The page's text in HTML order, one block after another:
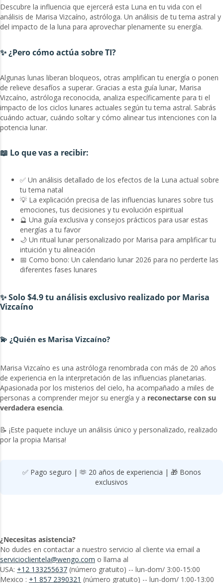
Descubre la influencia que ejercerá esta Luna en tu vida con el
análisis de Marisa Vizcaíno, astróloga. Un análisis de tu tema astral y
del impacto de la luna para aprovechar plenamente su energía.
✨ ¿Pero cómo actúa sobre TI?
Algunas lunas liberan bloqueos, otras amplifican tu energía o ponen
de relieve desafíos a superar. Gracias a esta guía lunar, Marisa
Vizcaíno, astróloga reconocida, analiza específicamente para ti el
impacto de los ciclos lunares actuales según tu tema astral. Sabrás
cuándo actuar, cuándo soltar y cómo alinear tus intenciones con la
potencia lunar.
📖 Lo que vas a recibir:
✅ Un análisis detallado de los efectos de la Luna actual sobre
tu tema natal
💡 La explicación precisa de las influencias lunares sobre tus
emociones, tus decisiones y tu evolución espiritual
🔮 Una guía exclusiva y consejos prácticos para usar estas
energías a tu favor
🌙 Un ritual lunar personalizado por Marisa para amplificar tu
intuición y tu alineación
📅 Como bono: Un calendario lunar 2026 para no perderte las
diferentes fases lunares
✨ Solo $4.9 tu análisis exclusivo realizado por Marisa
Vizcaíno
💫 ¿Quién es Marisa Vizcaíno?
Marisa Vizcaíno es una astróloga renombrada con más de 20 años
de experiencia en la interpretación de las influencias planetarias.
Apasionada por los misterios del cielo, ha acompañado a miles de
personas a comprender mejor su energía y a reconectarse con su
verdadera esencia.
📝 ¡Este paquete incluye un análisis único y personalizado, realizado
por la propia Marisa!
✅ Pago seguro | 🫶 20 años de experiencia | 🎁 Bonos
exclusivos
¿Necesitas asistencia?
No dudes en contactar a nuestro servicio al cliente via email a
servicioclientela@wengo.com o llama al
USA: +12 133255637
(número gratuito) -- lun-dom/ 3:00-15:00
Mexico : +1 857 2390321 (número gratuito) -- lun-dom/ 1:00-13:00